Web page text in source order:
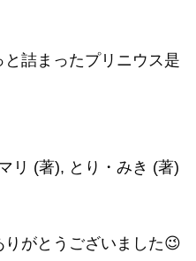
詰まったプリニウス是
リ (著), とり・みき (著)
がとうございました😉